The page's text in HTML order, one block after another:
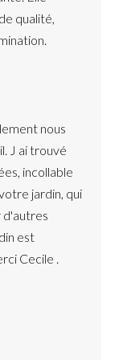
qualité,
nous
J ai trouvé
incollable
jardin, qui
d'autres
est
Cecile .